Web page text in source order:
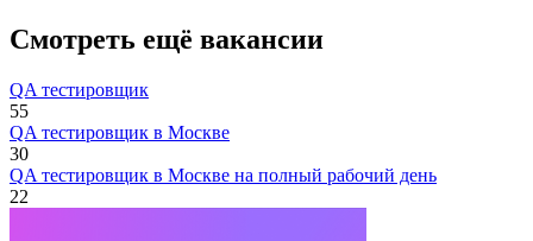
Смотреть ещё вакансии
QA тестировщик
55
QA тестировщик в Москве
30
QA тестировщик в Москве на полный рабочий день
22